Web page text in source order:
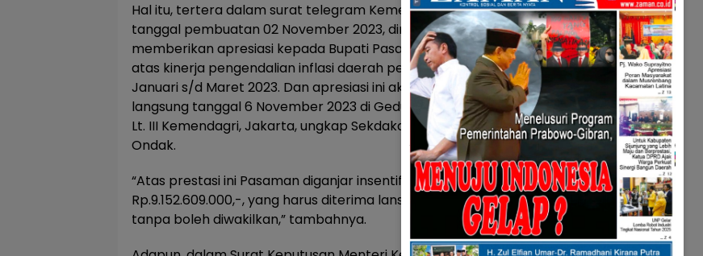
Hal itu, tertera dalam surat telegram Kementerian Dalam Negeri,
tanggal pembuatan 02 November 2023, dimana Kemendagri
memberikan apresiasi kepada Bupati Pasaman H. Benny Utama
atas kinerja pengendalian inflasi daerah periode III tahun 2023,
Januari s/d Maret 2023. Dan apresiasi ini akan disampaikan
langsung tanggal 6 November 2023 di Gedung Sasana Bhakti Praja
Lt. III Kemendagri, Jakarta, ungkap Sekdakab Pasaman, Mara
Ondak.
“Atas prestasi ini Pasaman diganjar insentif fiskal sebesar
Rp.9.152.609.000,-, yang harus diterima lansung Bupati Pasaman,
tanpa boleh diwakilkan,” tambahnya.